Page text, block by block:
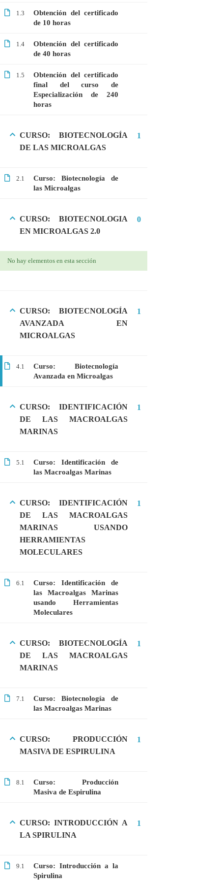
1.3
Obtención del certificado
de 10 horas
1.4
Obtención del certificado
de 40 horas
1.5
Obtención del certificado
final del curso de
Especialización de 240
horas
CURSO: BIOTECNOLOGÍA
DE LAS MICROALGAS
1
2.1
Curso: Biotecnología de
las Microalgas
CURSO: BIOTECNOLOGIA
EN MICROALGAS 2.0
0
No hay elementos en esta sección
CURSO: BIOTECNOLOGÍA
AVANZADA EN
MICROALGAS
1
4.1
Curso: Biotecnología
Avanzada en Microalgas
CURSO: IDENTIFICACIÓN
DE LAS MACROALGAS
MARINAS
1
5.1
Curso: Identificación de
las Macroalgas Marinas
CURSO: IDENTIFICACIÓN
DE LAS MACROALGAS
MARINAS USANDO
HERRAMIENTAS
MOLECULARES
1
6.1
Curso: Identificación de
las Macroalgas Marinas
usando Herramientas
Moleculares
CURSO: BIOTECNOLOGÍA
DE LAS MACROALGAS
MARINAS
1
7.1
Curso: Biotecnología de
las Macroalgas Marinas
CURSO: PRODUCCIÓN
MASIVA DE ESPIRULINA
1
8.1
Curso: Producción
Masiva de Espirulina
CURSO: INTRODUCCIÓN A
LA SPIRULINA
1
9.1
Curso: Introducción a la
Spirulina
GRATIS
MEDICINA
MICROBIOLOGÍA
PROTEÓMICA
ÚLTIMOS CURSOS
$20.00$10.00
Webinar: Introducción a las Microalgas
$25.00
Webinar: Introducción a la Ingeniería
$10.00
info@cognitaconecta.com
Bioinformática
Bioquímica
Biotecnología
Especialización
Gratis
Medicina
Proteómica
Nosotros
Contáctanos
Términos y Condiciones